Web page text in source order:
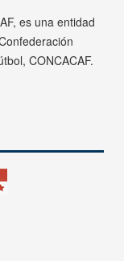
es una entidad
CONCACAF.